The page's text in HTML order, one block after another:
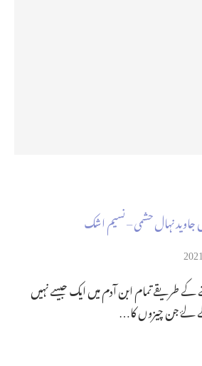
نہال حشمی – نسیم اشک
طریقے تمام ابن آدم میں ایک جیسے نہیں
لۓ جن چیزوں کا…